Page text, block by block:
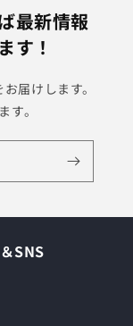
最新情報
す！
届けします。
す。
SNS